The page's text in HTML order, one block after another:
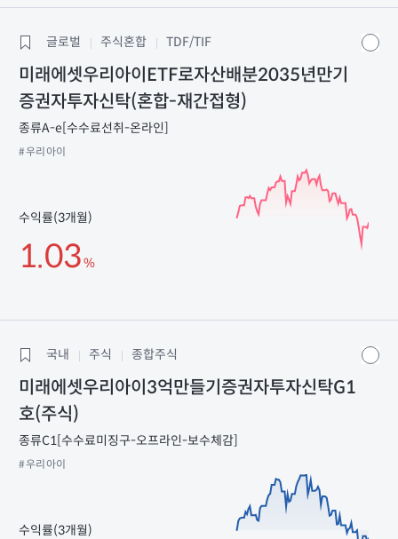
글로벌 주식혼합 TDF/TIF
미래에셋우리아이ETF로자산배분2035년만기
증권자투자신탁(혼합-재간접형)
종류A-e[수수료선취-온라인]
#우리아이
수익률(3개월)
1.03%
국내 주식 종합주식
미래에셋우리아이3억만들기증권자투자신탁G1
호(주식)
종류C1[수수료미징구-오프라인-보수체감]
#우리아이
수익률(3개월)